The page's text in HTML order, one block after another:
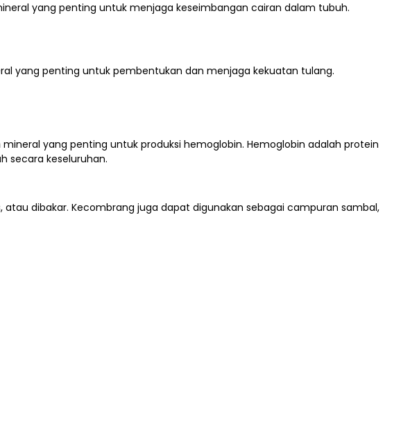
yang penting untuk menjaga keseimbangan cairan dalam tubuh.
yang penting untuk pembentukan dan menjaga kekuatan tulang.
yang penting untuk produksi hemoglobin. Hemoglobin adalah protein
secara keseluruhan.
dibakar. Kecombrang juga dapat digunakan sebagai campuran sambal,